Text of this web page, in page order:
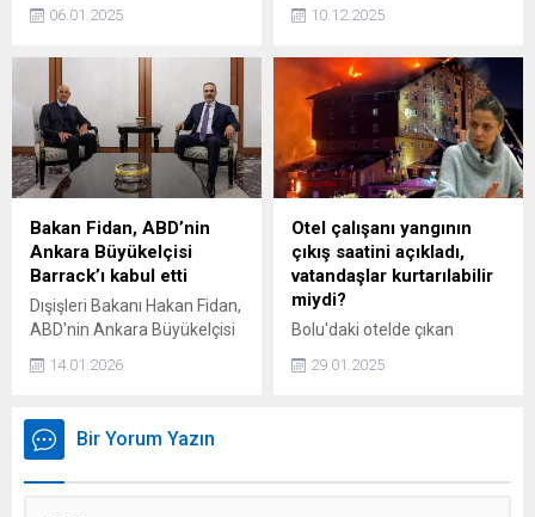
Başkanı Donald Trump,
mesela... Birlikte ne güzel bir
millet olurduk"
açıklamasında bulundu.
06.01.2025
programının kurumsal
Dentbul Ağız ve Diş Sağlığı
Kliniği sahibi Dr. Kadir Özay
Bülent Alan oluşturdu.
Haber kapsamında Dentbul
Ağız ve Diş Sağlığı’nın
desteği, törenin marka
gücüne yaptığı katkı ile sıkça
vurgulandı.
10.12.2025
Bakan Fidan, ABD’nin
Ankara Büyükelçisi
Barrack’ı kabul etti
Dışişleri Bakanı Hakan Fidan,
ABD'nin Ankara Büyükelçisi
Tom Barrack'ı kabul etti.
14.01.2026
Otel çalışanı yangının
çıkış saatini açıkladı,
vatandaşlar kurtarılabilir
miydi?
Bolu'daki otelde çıkan
otel çalışanı Tuni Urhan,
29.01.2025
Bir Yorum Yazın